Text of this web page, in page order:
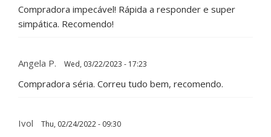
Compradora impecável! Rápida a responder e super
simpática. Recomendo!
Angela P. Wed, 03/22/2023 - 17:23
Compradora séria. Correu tudo bem, recomendo.
Ivol Thu, 02/24/2022 - 09:30